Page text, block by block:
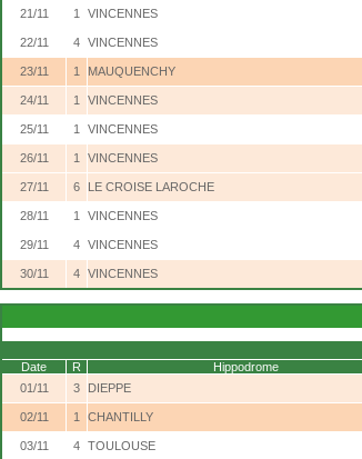
21/11 1 VINCENNES
22/11 4 VINCENNES
23/11 1 MAUQUENCHY
24/11 1 VINCENNES
25/11 1 VINCENNES
26/11 1 VINCENNES
27/11 6 LE CROISE LAROCHE
28/11 1 VINCENNES
29/11 4 VINCENNES
30/11 4 VINCENNES
Date
R Hippodrome
01/11
3 DIEPPE
02/11 1 CHANTILLY
03/11 4 TOULOUSE